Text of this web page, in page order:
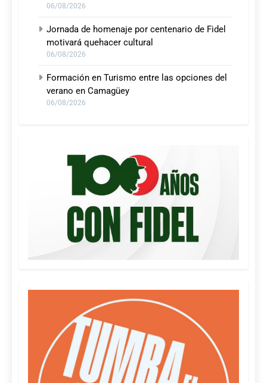
06/08/2026
Jornada de homenaje por centenario de Fidel
motivará quehacer cultural
06/08/2026
Formación en Turismo entre las opciones del
verano en Camagüey
06/08/2026